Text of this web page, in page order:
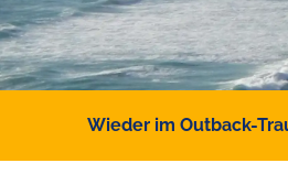
Wieder im Outback-